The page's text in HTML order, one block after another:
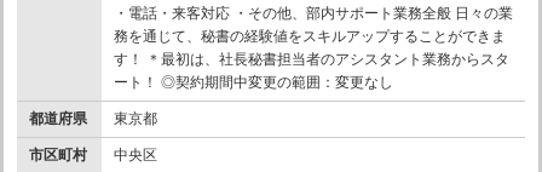
・電話・来客対応 ・その他、部内サポート業務全般 日々の業
務を通じて、秘書の経験値をスキルアップすることができま
す！ ＊最初は、社長秘書担当者のアシスタント業務からスタ
ート！ ◎契約期間中変更の範囲：変更なし
都道府県 東京都
市区町村 中央区